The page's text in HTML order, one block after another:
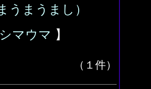
うまうまし）
シマウマ 】
（１件）